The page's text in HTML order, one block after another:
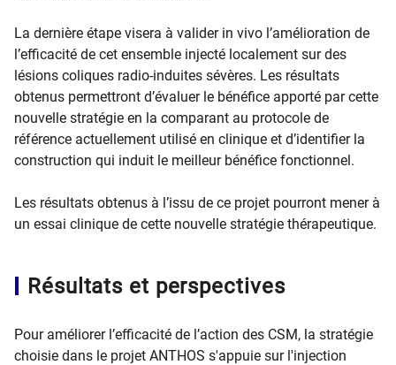
La dernière étape visera à valider in vivo l’amélioration de
l’efficacité de cet ensemble injecté localement sur des
lésions coliques radio-induites sévères. Les résultats
obtenus permettront d’évaluer le bénéfice apporté par cette
nouvelle stratégie en la comparant au protocole de
référence actuellement utilisé en clinique et d’identifier la
construction qui induit le meilleur bénéfice fonctionnel.
Les résultats obtenus à l’issu de ce projet pourront mener à
un essai clinique de cette nouvelle stratégie thérapeutique.
Résultats et perspectives
Pour améliorer l’efficacité de l’action des CSM, la stratégie
choisie dans le projet ANTHOS s'appuie sur l'injection